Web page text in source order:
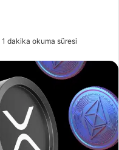
1 dakika okuma süresi